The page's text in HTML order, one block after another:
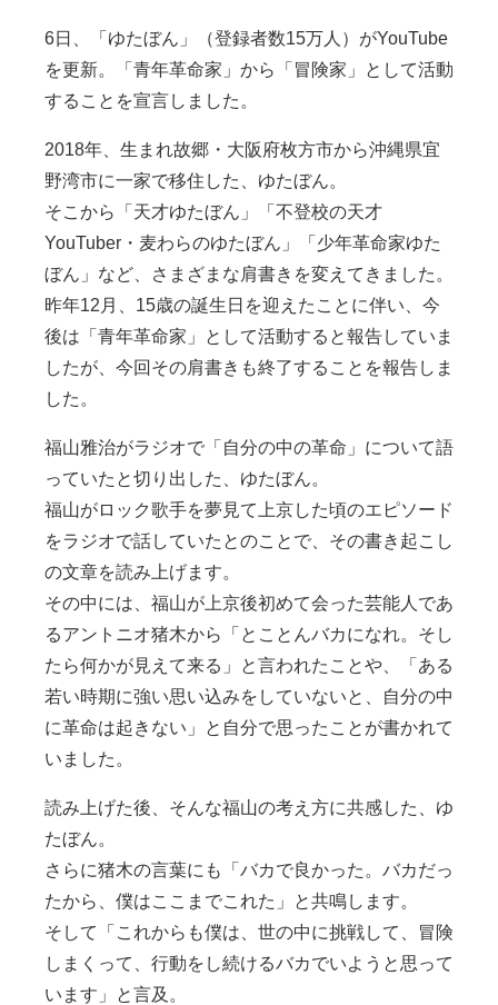
6日、「ゆたぼん」（登録者数15万人）がYouTube
を更新。「青年革命家」から「冒険家」として活動
することを宣言しました。
2018年、生まれ故郷・大阪府枚方市から沖縄県宜
野湾市に一家で移住した、ゆたぼん。
そこから「天才ゆたぼん」「不登校の天才
YouTuber・麦わらのゆたぼん」「少年革命家ゆた
ぼん」など、さまざまな肩書きを変えてきました。
昨年12月、15歳の誕生日を迎えたことに伴い、今
後は「青年革命家」として活動すると報告していま
したが、今回その肩書きも終了することを報告しま
した。
福山雅治がラジオで「自分の中の革命」について語
っていたと切り出した、ゆたぼん。
福山がロック歌手を夢見て上京した頃のエピソード
をラジオで話していたとのことで、その書き起こし
の文章を読み上げます。
その中には、福山が上京後初めて会った芸能人であ
るアントニオ猪木から「とことんバカになれ。そし
たら何かが見えて来る」と言われたことや、「ある
若い時期に強い思い込みをしていないと、自分の中
に革命は起きない」と自分で思ったことが書かれて
いました。
読み上げた後、そんな福山の考え方に共感した、ゆ
たぼん。
さらに猪木の言葉にも「バカで良かった。バカだっ
たから、僕はここまでこれた」と共鳴します。
そして「これからも僕は、世の中に挑戦して、冒険
しまくって、行動をし続けるバカでいようと思って
います」と言及。